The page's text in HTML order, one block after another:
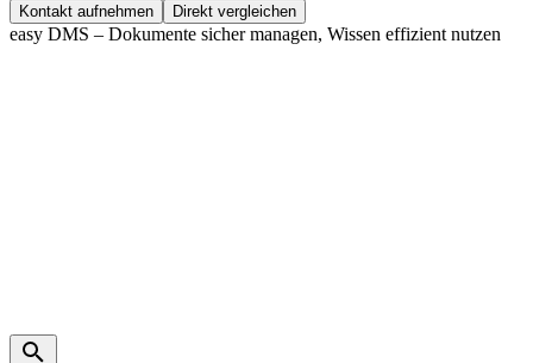
Kontakt aufnehmen Direkt vergleichen
easy DMS – Dokumente sicher managen, Wissen effizient nutzen